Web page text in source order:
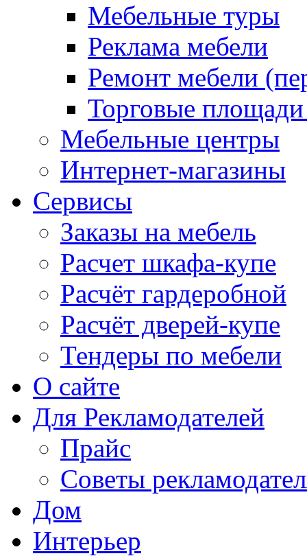
Мебельные туры
Реклама мебели
Ремонт мебели
Торговые
Мебельные центры
Интернет-магазины
Сервисы
Заказы на мебель
Расчет шкафа-купе
Расчёт гардеробной
Расчёт дверей-купе
Тендеры по мебели
О сайте
Для Рекламодателей
Прайс
Советы
Дом
Интерьер